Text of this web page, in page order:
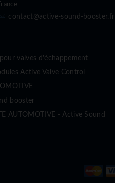
contact@active-sound-booster.fr
valves d'échappement
Active Valve Control
booster
AUTOMOTIVE - Active Sound